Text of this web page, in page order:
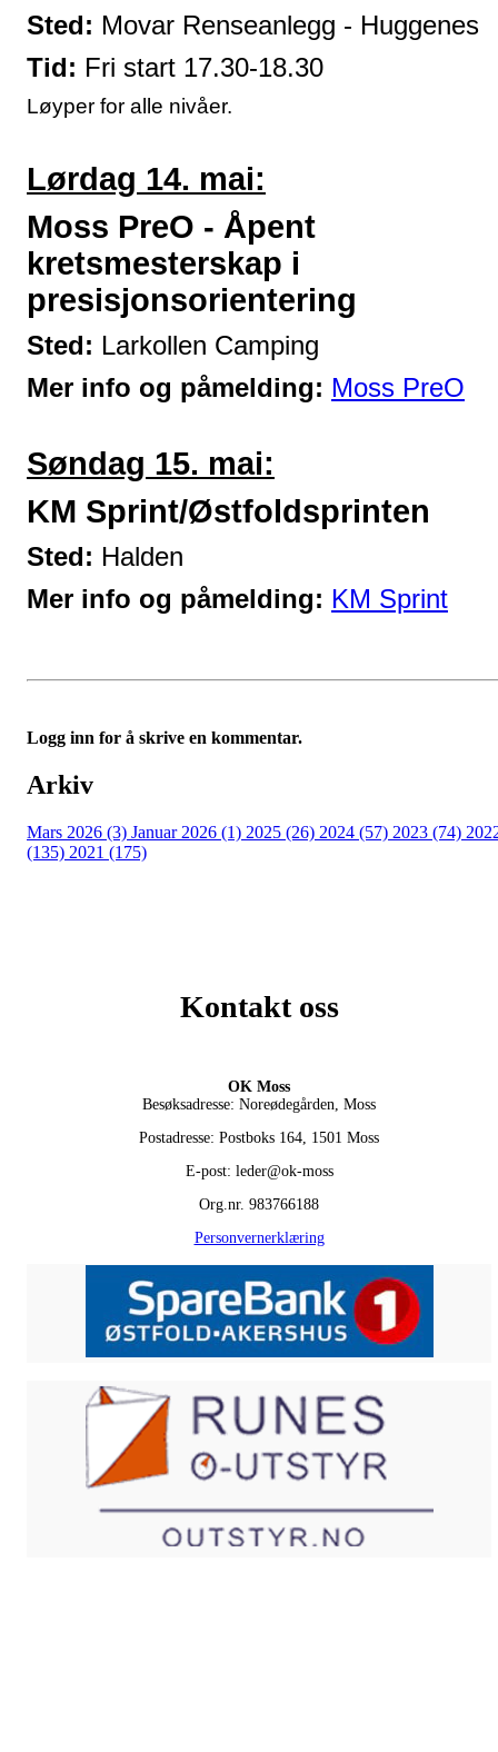
Sted: Movar Renseanlegg - Huggenes
Tid: Fri start 17.30-18.30
Løyper for alle nivåer.
Lørdag 14. mai:
Moss PreO - Åpent
kretsmesterskap i
presisjonsorientering
Sted: Larkollen Camping
Mer info og påmelding: Moss PreO
Søndag 15. mai:
KM Sprint/Østfoldsprinten
Sted: Halden
Mer info og påmelding: KM Sprint
Logg inn for å skrive en kommentar.
Arkiv
Mars 2026 (3) Januar 2026 (1) 2025 (26) 2024 (57) 2023 (74)
(135) 2021 (175)
Kontakt oss
OK Moss
Besøksadresse: Noreødegården, Moss
Postadresse: Postboks 164, 1501 Moss
E-post: leder@ok-moss
Org.nr. 983766188
Personvernerklæring